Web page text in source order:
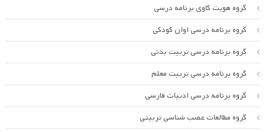
گروه هویت کاوی برنامه درسی
گروه برنامه درسی اوان کودکی
گروه برنامه درسی تربیت بدنی
گروه برنامه درسی تربیت معلم
گروه برنامه درسی ادبیات فارسی
گروه مطالعات عصب شناسی تربیتی